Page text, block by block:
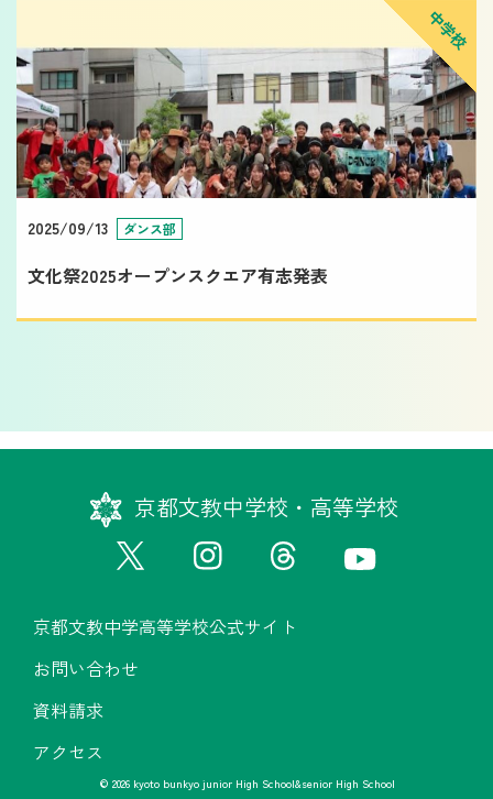
中学校
2025/09/13 ダンス部
文化祭2025オープンスクエア有志発表
京都文教中学校・高等学校
京都文教中学高等学校公式サイト
お問い合わせ
資料請求
アクセス
© 2026 kyoto bunkyo junior High School&senior High School